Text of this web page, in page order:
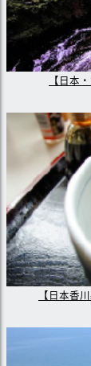
【日本
【日本香